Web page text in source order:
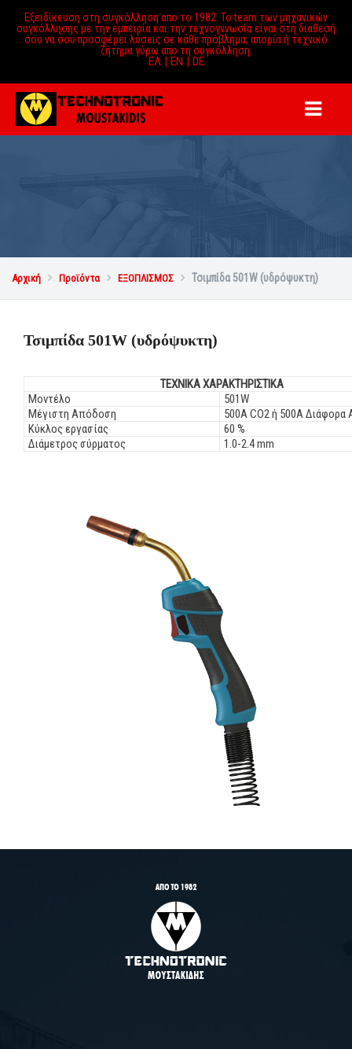
Εξειδίκευση στη συγκόλληση απο το 1982. Το team των μηχανικών
συγκόλλησης με την εμπειρία και την τεχνογννωσία είναι στη διαθεσή
σου να σου προσφέρει λύσεις σε κάθε πρόβλημα, απορία ή τεχνικό
ζήτημα γύρω απο τη συγκόλληση.
ΕΛ | EN |DE
Αρχική  Προϊόντα  ΕΞΟΠΛΙΣΜΟΣ  Τσιμπίδα 501W (υδρόψυκτη)
Τσιμπίδα 501W (υδρόψυκτη)
ΤΕΧΝΙΚΑ ΧΑΡΑΚΤΗΡΙΣΤΙΚΑ
Μοντέλο
501W
Μέγιστη Απόδοση
500A CO2 ή 500A Διάφορα
Κύκλος εργασίας
60 %
Διάμετρος σύρματος
1.0-2.4 mm